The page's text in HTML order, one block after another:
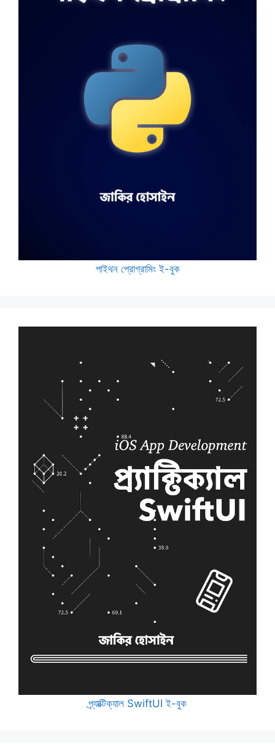
পাইথন প্রোগ্রামিং ই-বুক
প্র্যাক্টিক্যাল SwiftUI ই-বুক